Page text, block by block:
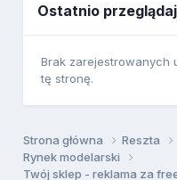
Ostatnio
Brak zarejestrowanych
tę stronę.
Strona główna
Reszta
Rynek modelarski
Twój sklep - reklama za